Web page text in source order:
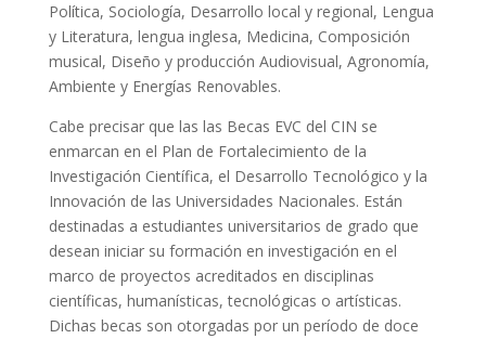
Política, Sociología, Desarrollo local y regional, Lengua
y Literatura, lengua inglesa, Medicina, Composición
musical, Diseño y producción Audiovisual, Agronomía,
Ambiente y Energías Renovables.
Cabe precisar que las las Becas EVC del CIN se
enmarcan en el Plan de Fortalecimiento de la
Investigación Científica, el Desarrollo Tecnológico y la
Innovación de las Universidades Nacionales. Están
destinadas a estudiantes universitarios de grado que
desean iniciar su formación en investigación en el
marco de proyectos acreditados en disciplinas
científicas, humanísticas, tecnológicas o artísticas.
Dichas becas son otorgadas por un período de doce